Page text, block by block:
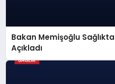
Bakan Memişoğlu
Açıkladı